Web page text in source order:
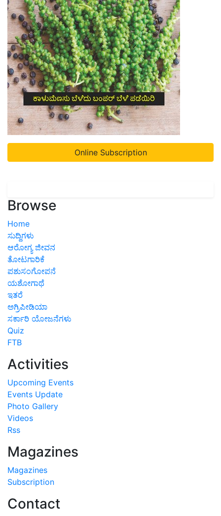
Online Subscription
Browse
Home
ಸುದ್ದಿಗಳು
ಆರೋಗ್ಯ ಜೀವನ
ತೋಟಗಾರಿಕೆ
ಪಶುಸಂಗೋಪನೆ
ಯಶೋಗಾಥೆ
ಇತರೆ
ಅಗ್ರಿಪೀಡಿಯಾ
ಸರ್ಕಾರಿ ಯೋಜನೆಗಳು
Quiz
FTB
Activities
Upcoming Events
Events Update
Photo Gallery
Videos
Rss
Magazines
Magazines
Subscription
Contact